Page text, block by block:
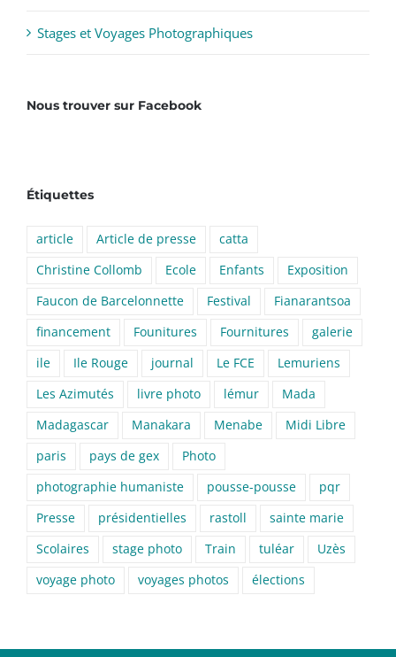
Stages et Voyages Photographiques
Nous trouver sur Facebook
Étiquettes
article Article de presse
catta
Christine Collomb
Ecole Enfants
Exposition
Faucon de Barcelonnette
Festival
Fianarantsoa
financement
Founitures Fournitures
galerie
ile
Ile Rouge journal Le FCE
Lemuriens
Les Azimutés
livre photo lémur
Mada
Madagascar
Manakara Menabe
Midi Libre
paris
pays de gex
Photo
photographie humaniste
pousse-pousse
pqr
Presse
présidentielles rastoll
sainte marie
Scolaires
stage photo Train tuléar
Uzès
voyage photo
voyages photos élections